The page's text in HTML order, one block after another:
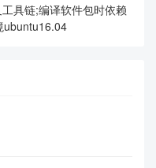
具链;编译软件包时依赖
ubuntu16.04